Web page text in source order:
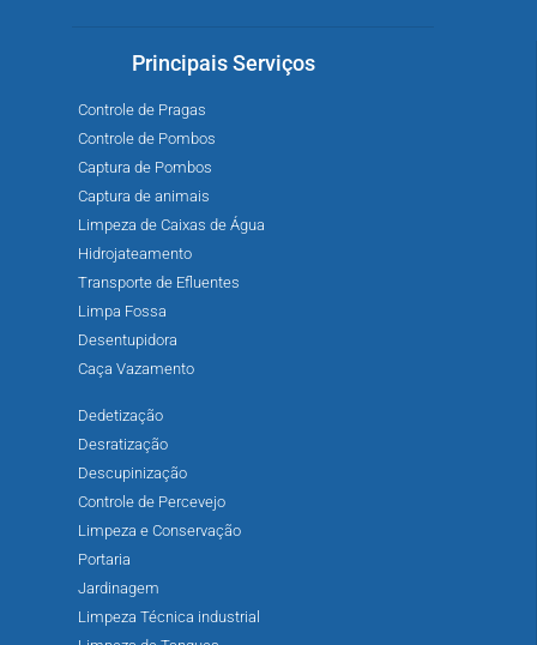
Principais Serviços
Controle de Pragas
Controle de Pombos
Captura de Pombos
Captura de animais
Limpeza de Caixas de Água
Hidrojateamento
Transporte de Efluentes
Limpa Fossa
Desentupidora
Caça Vazamento
Dedetização
Desratização
Descupinização
Controle de Percevejo
Limpeza e Conservação
Portaria
Jardinagem
Limpeza Técnica industrial